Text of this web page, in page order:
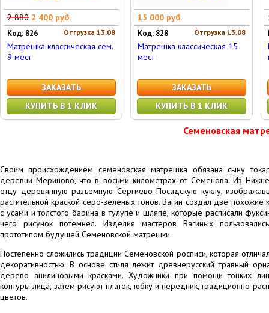
2 880 2 400 руб.
Отгрузка 13.08
Код: 826
Матрешка классическая сем.
9 мест
ЗАКАЗАТЬ
КУПИТЬ В 1 КЛИК
15 000 руб.
Отгрузка 13.08
Код: 828
Матрешка классическая 15
мест
ЗАКАЗАТЬ
КУПИТЬ В 1 КЛИК
Семеновская
Своим происхождением семеновская матрешка обязана сыну
деревни Мериново, что в восьми километрах от Семенова. Из
отцу деревянную разъемную Сергиево Посадскую куклу,
растительной краской серо-зеленых тонов. Вагин создал две
с усами и толстого барина в тулупе и шляпе, которые расписали
чего рисунок потемнел. Изделия мастеров Вагиных
прототипом будущей Семеновской матрешки.
Постепенно сложились традиции Семеновской росписи, которая
декоративностью. В основе стиля лежит древнерусский травный
дерево анилиновыми красками. Художники при помощи тонких
контуры лица, затем рисуют платок, юбку и передник, традиционно
цветов.